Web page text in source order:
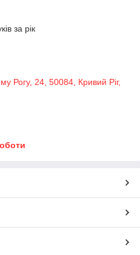
за рік
Рогу, 24, 50084, Кривий Ріг,